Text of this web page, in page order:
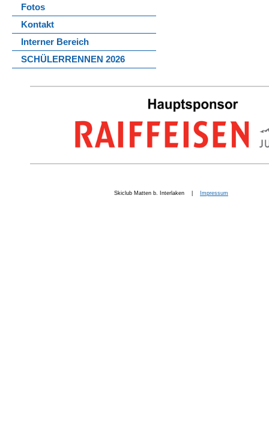
Fotos
Kontakt
Interner Bereich
SCHÜLERRENNEN 2026
Skiclub Matten b. Interlaken | Impressum